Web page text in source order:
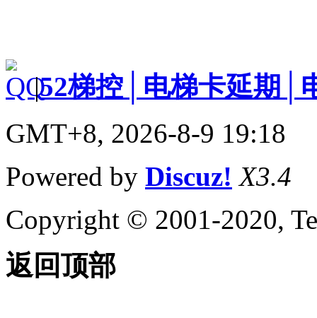
|52梯控│电梯卡延期│
GMT+8, 2026-8-9 19:18
Powered by Discuz! X3.4
Copyright © 2001-2020,
返回顶部